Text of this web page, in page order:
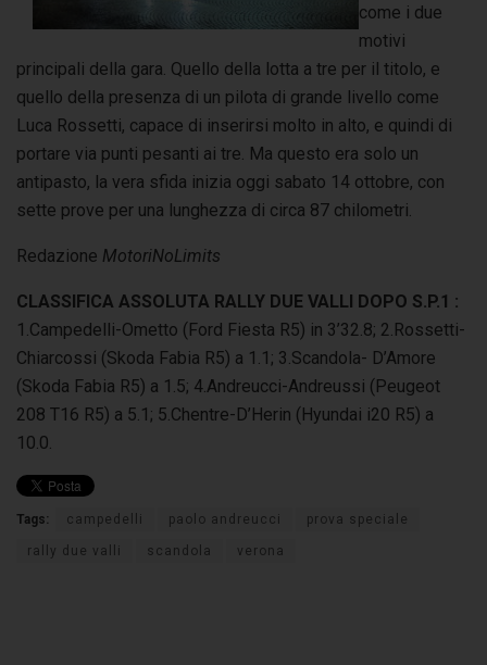
come i due
motivi
principali della gara. Quello della lotta a tre per il titolo, e
quello della presenza di un pilota di grande livello come
Luca Rossetti, capace di inserirsi molto in alto, e quindi di
portare via punti pesanti ai tre. Ma questo era solo un
antipasto, la vera sfida inizia oggi sabato 14 ottobre, con
sette prove per una lunghezza di circa 87 chilometri.
Redazione MotoriNoLimits
CLASSIFICA ASSOLUTA RALLY DUE VALLI DOPO S.P.1 :
1.Campedelli-Ometto (Ford Fiesta R5) in 3’32.8; 2.Rossetti-
Chiarcossi (Skoda Fabia R5) a 1.1; 3.Scandola- D’Amore
(Skoda Fabia R5) a 1.5; 4.Andreucci-Andreussi (Peugeot
208 T16 R5) a 5.1; 5.Chentre-D’Herin (Hyundai i20 R5) a
10.0.
Tags: campedelli paolo andreucci prova speciale
rally due valli scandola verona